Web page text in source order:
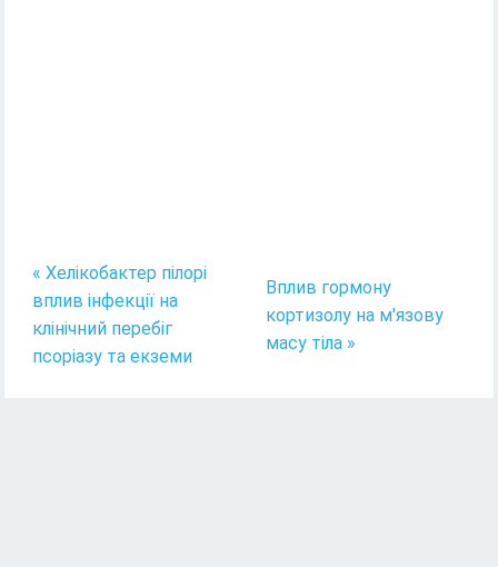
« Хелікобактер пілорі
вплив інфекції на
клінічний перебіг
псоріазу та екземи
Вплив гормону
кортизолу на м'язову
масу тіла »